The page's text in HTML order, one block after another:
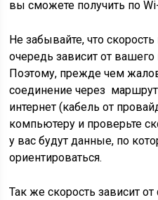
вы сможете получить по
Не забывайте, что
очередь зависит от
Поэтому, прежде чем
соединение через
интернет(кабель от
компьютеру и проверьте
у вас будут данные, по
ориентироваться.
Так же скорость зависит